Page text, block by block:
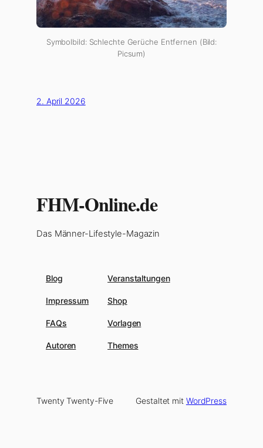
Symbolbild: Schlechte Gerüche Entfernen (Bild:
Picsum)
2. April 2026
FHM-Online.de
Das Männer-Lifestyle-Magazin
Blog
Impressum
FAQs
Autoren
Veranstaltungen
Shop
Vorlagen
Themes
Twenty Twenty-Five Gestaltet mit WordPress